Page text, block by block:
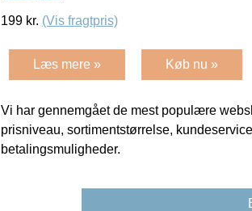
199 kr. (Vis fragtpris)
Læs mere » Køb nu »
Vi har gennemgået de mest populære
prisniveau, sortimentstørrelse,
betalingsmuligheder.